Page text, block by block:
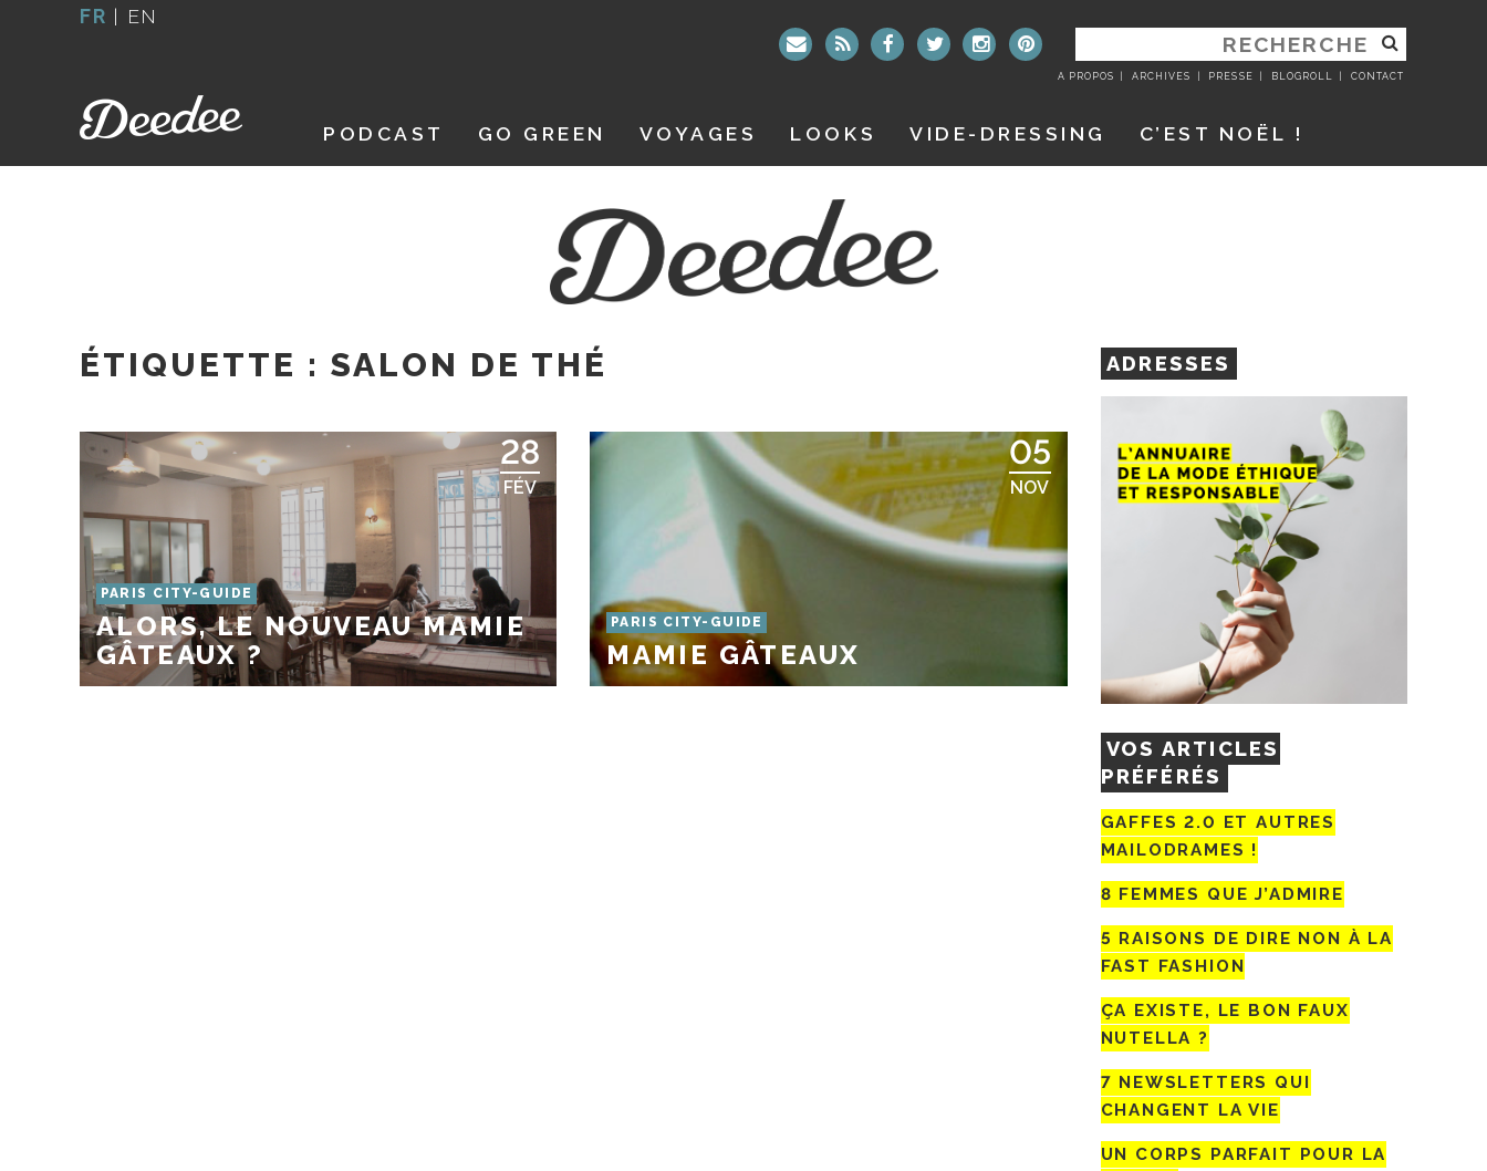
FR | EN
RECHERCHER
:
A PROPOS ARCHIVES PRESSE BLOGROLL CONTACT
PODCAST GO GREEN VOYAGES LOOKS VIDE-DRESSING C’EST NOËL !
ÉTIQUETTE : SALON DE THÉ
28
FÉV
PARIS CITY-GUIDE
ALORS, LE NOUVEAU MAMIE
GÂTEAUX ?
05
NOV
PARIS CITY-GUIDE
MAMIE GÂTEAUX
ADRESSES
VOS ARTICLES
PRÉFÉRÉS
GAFFES 2.0 ET AUTRES
MAILODRAMES !
8 FEMMES QUE J’ADMIRE
5 RAISONS DE DIRE NON À LA
FAST FASHION
ÇA EXISTE, LE BON FAUX
NUTELLA ?
7 NEWSLETTERS QUI
CHANGENT LA VIE
UN CORPS PARFAIT POUR LA